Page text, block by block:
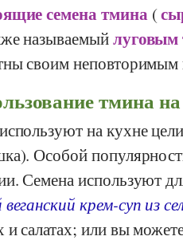
семена тмина(
называемый
своим
тмина
на кухне
Особой
Семена используют
крем-суп из
и салатах; или вы